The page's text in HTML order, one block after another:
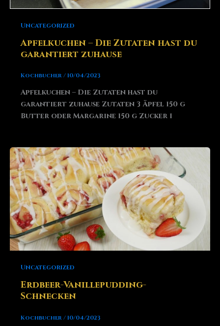
Uncategorized
Apfelkuchen – Die Zutaten hast du
garantiert zuhause
Kochbucher/10/04/2023
Apfelkuchen – Die Zutaten hast du
garantiert zuhause Zutaten 3 Äpfel 150 g
Butter oder Margarine 150 g Zucker 1
Uncategorized
Erdbeer-Vanillepudding-
Schnecken
Kochbucher/10/04/2023